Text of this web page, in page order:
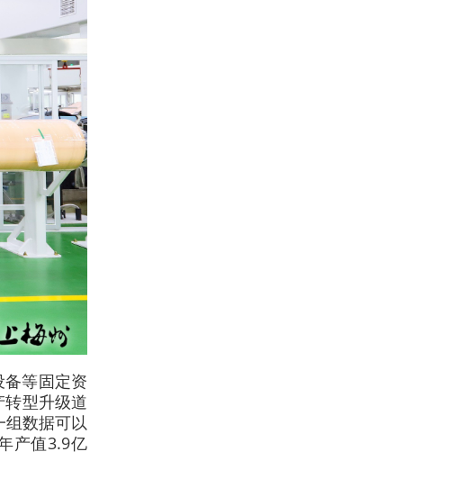
等固定资
转型升级道
组数据可以
产值3.9亿